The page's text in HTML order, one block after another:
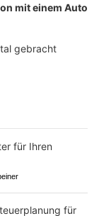
mit einem Auto
gebracht